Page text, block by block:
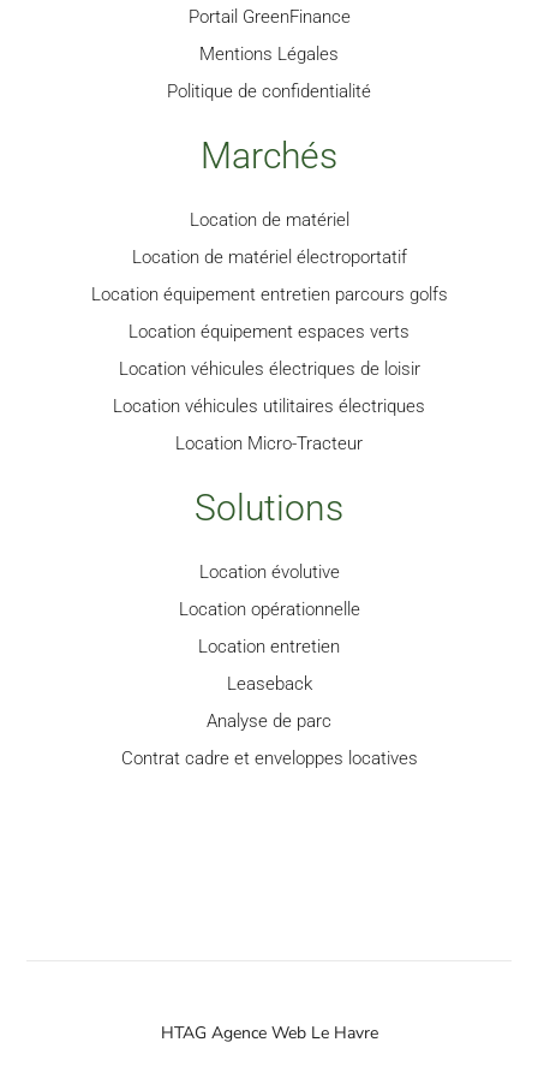
Portail GreenFinance
Mentions Légales
Politique de confidentialité
Marchés
Location de matériel
Location de matériel électroportatif
Location équipement entretien parcours golfs
Location équipement espaces verts
Location véhicules électriques de loisir
Location véhicules utilitaires électriques
Location Micro-Tracteur
Solutions
Location évolutive
Location opérationnelle
Location entretien
Leaseback
Analyse de parc
Contrat cadre et enveloppes locatives
HTAG Agence Web Le Havre